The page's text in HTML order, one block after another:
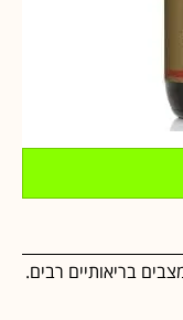
בריאותיים רבים.